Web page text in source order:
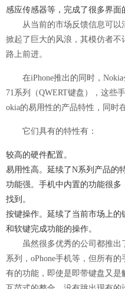
感应传感器等，完成了很多界面
从当前的市场反馈信息可以
掀起了巨大的风浪，其模仿者不
路上前进。
在iPhone推出的同时，
71系列（QWERT键盘），这些
okia的易用性的产品特性，同时
它们具有的特性有：
较高的硬件配置。
易用性高。延续了N系列产品的
功能强。手机中内置的功能很
找到。
按键操作。延续了当前市场上
和软键完成功能的操作。
虽然很多优秀的公司都推出
系列，oPhone手机等，但所有
有的功能，即使是即带键盘又